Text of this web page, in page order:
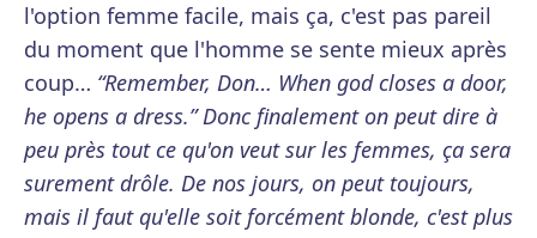
l'option femme facile, mais ça, c'est pas pareil
du moment que l'homme se sente mieux après
coup… “Remember, Don… When god closes a door,
he opens a dress.” Donc finalement on peut dire à
peu près tout ce qu'on veut sur les femmes, ça sera
surement drôle. De nos jours, on peut toujours,
mais il faut qu'elle soit forcément blonde, c'est plus